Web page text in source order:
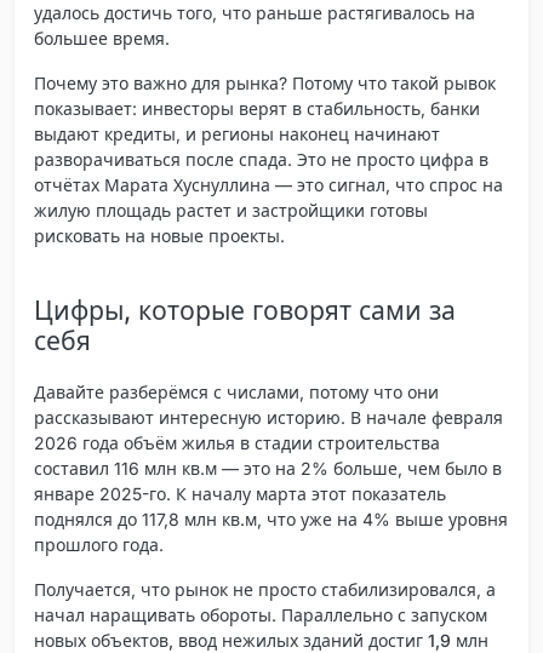
удалось достичь того, что раньше растягивалось на
большее время.
Почему это важно для рынка? Потому что такой рывок
показывает: инвесторы верят в стабильность, банки
выдают кредиты, и регионы наконец начинают
разворачиваться после спада. Это не просто цифра в
отчётах Марата Хуснуллина — это сигнал, что спрос на
жилую площадь растет и застройщики готовы
рисковать на новые проекты.
Цифры, которые говорят сами за
себя
Давайте разберёмся с числами, потому что они
рассказывают интересную историю. В начале февраля
2026 года объём жилья в стадии строительства
составил 116 млн кв.м — это на 2% больше, чем было в
январе 2025-го. К началу марта этот показатель
поднялся до 117,8 млн кв.м, что уже на 4% выше уровня
прошлого года.
Получается, что рынок не просто стабилизировался, а
начал наращивать обороты. Параллельно с запуском
новых объектов, ввод нежилых зданий достиг 1,9 млн